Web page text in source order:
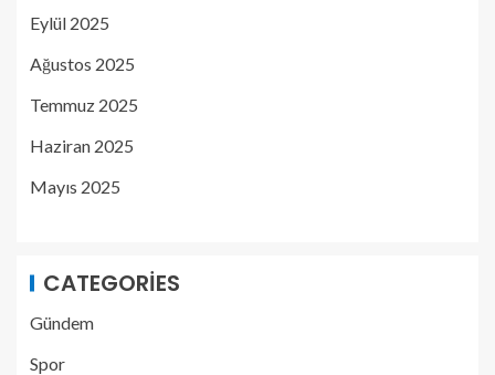
Eylül 2025
Ağustos 2025
Temmuz 2025
Haziran 2025
Mayıs 2025
CATEGORIES
Gündem
Spor